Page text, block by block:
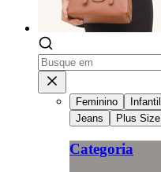
Feminino Infantil
Jeans
Plus Size
Categoria